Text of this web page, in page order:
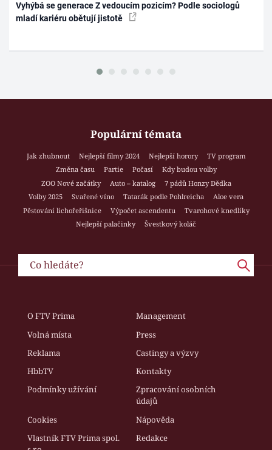
Vyhýbá se generace Z vedoucím pozicím? Podle sociologů
mladí kariéru obětují jistotě
Populární témata
Jak zhubnout Nejlepší filmy 2024 Nejlepší horory
TV program
Změna času
Partie Počasí
Kdy budou volby
ZOO Nové začátky
Auto – katalog
7 pádů Honzy Dědka
Volby 2025
Svařené víno Tatarák podle Pohlreicha
Aloe vera
Pěstování lichořeřišnice
Výpočet ascendentu
Tvarohové knedlíky
Nejlepší palačinky
Švestkový koláč
O FTV Prima
Management
Volná místa
Press
Reklama
Castingy a výzvy
HbbTV
Kontakty
Podmínky užívání
Zpracování osobních
údajů
Cookies
Nápověda
Vlastník FTV Prima spol.
Redakce